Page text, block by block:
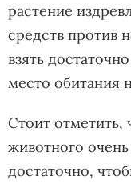
растение
средств против
взять
место обитания
Стоит отметить,
животного
достаточно,